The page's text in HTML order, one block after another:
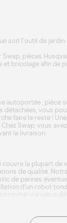
soit l’outil de
pièces
et bricolage afin de
autoportée , pièce
détachées, vous
faire le reste !
Swap, vous
la livraison.
couvre la plupart de
de qualité.
de pannes
d’un robot
une pièce
tondeuse,